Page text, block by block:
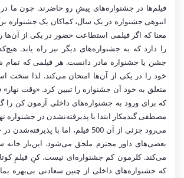
فیلم‌ها در جشنواره‌های پیشِ رو حاضرند. چون ما در
انبوهی جشنواره در یک سال، کماکان یک جشنواره
معنا که اگر فیلمی استطاعت حضور در یکی از آن‌ها
را دارد که به جشنواره‌های دیگر نیز راه یابد.
جشن یا جشنواره مادر دانست. هر فیلمی که تمام
خود را در یکی از آن‌ها امتحان می‌کند. لذا سخت
متعلق به خود آن جشنواره‌ را تبیین کرد. «وقت
که برای ورود به جشنواره‌های داخلی آزمون کن را
مصطفی گندمکار ابتدا با پذیرفته‌نشدن در جشنواره
می‌رود جزئی از آن 500 فیلم، اما با
بعضی‌های داور محترم ملحق می‌شود. این‌بار خانه
می‌کند. کلرمون کم جشنواره‌ای نیست. کنِ فیلمِ
که جشنواره‌های داخلی از چنین سعادتی بی‌بهره